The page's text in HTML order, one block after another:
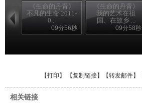
《生命的丹青》
不凡的生命 2011-
0...
09分56秒
《生命的丹青》
我的艺术在祖
国、在故乡 ...
09分58秒
【打印 】 【复制链接】【转发邮件】
相关链接